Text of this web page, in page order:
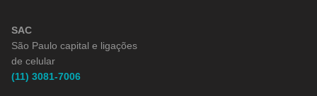
SAC
São Paulo capital e ligações
de celular
(11) 3081-7006